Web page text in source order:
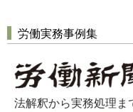
労働実務事例集
法解釈から実務処理ま